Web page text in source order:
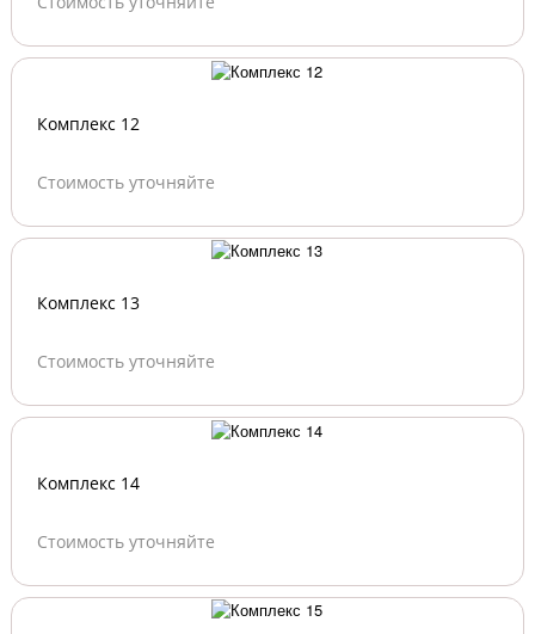
Комплекс 12
Стоимость уточняйте
Комплекс 13
Стоимость уточняйте
Комплекс 14
Стоимость уточняйте